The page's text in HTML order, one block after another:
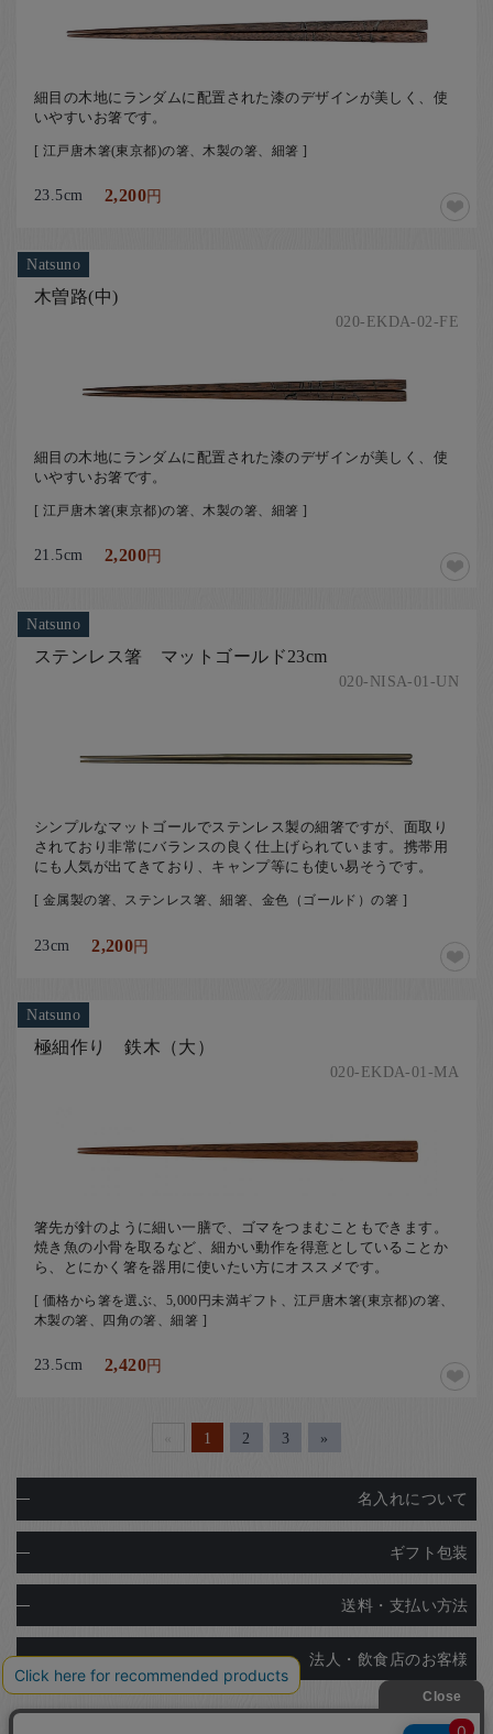
細目の木地にランダムに配置された漆のデザインが美しく、使
いやすいお箸です。
[ 江戸唐木箸(東京都)の箸、木製の箸、細箸 ]
23.5cm 2,200円
Natsuno
木曽路(中)
020-EKDA-02-FE
細目の木地にランダムに配置された漆のデザインが美しく、使
いやすいお箸です。
[ 江戸唐木箸(東京都)の箸、木製の箸、細箸 ]
21.5cm 2,200円
Natsuno
ステンレス箸 マットゴールド23cm
020-NISA-01-UN
シンプルなマットゴールでステンレス製の細箸ですが、面取り
されており非常にバランスの良く仕上げられています。携帯用
にも人気が出てきており、キャンプ等にも使い易そうです。
[ 金属製の箸、ステンレス箸、細箸、金色（ゴールド）の箸 ]
23cm 2,200円
Natsuno
極細作り 鉄木（大）
020-EKDA-01-MA
箸先が針のように細い一膳で、ゴマをつまむこともできます。
焼き魚の小骨を取るなど、細かい動作を得意としていることか
ら、とにかく箸を器用に使いたい方にオススメです。
[ 価格から箸を選ぶ、5,000円未満ギフト、江戸唐木箸(東京都)の箸、
木製の箸、四角の箸、細箸 ]
23.5cm 2,420円
1 2 3 »
名入れについて
ギフト包装
送料・支払い方法
法人・飲食店のお客様